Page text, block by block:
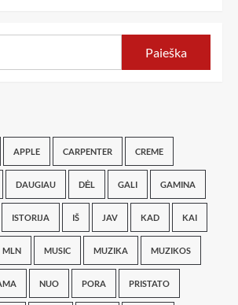
APPLE CARPENTER CREME
DAUGIAU DĖL GALI GAMINA
ISTORIJA IŠ JAV KAD KAI
MLN MUSIC MUZIKA MUZIKOS
NUO PORA PRISTATO